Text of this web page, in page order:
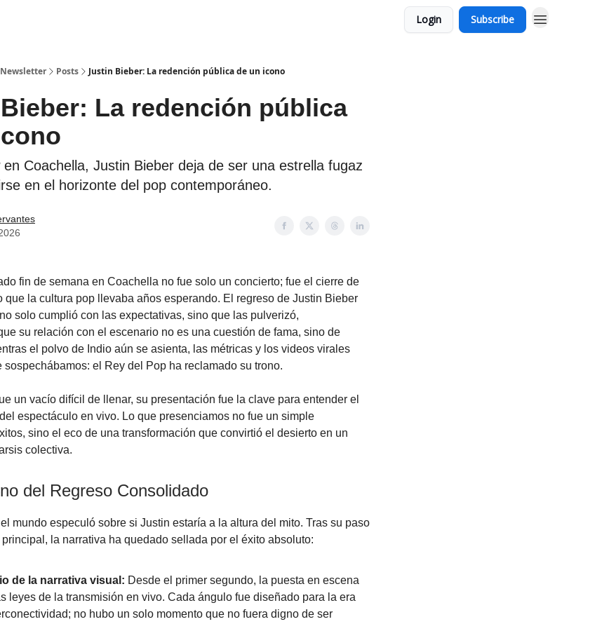
Login Subscribe
Newsletter Posts Justin Bieber: La redención pública de un icono
La redención pública
en Coachella, Justin Bieber deja de ser una estrella fugaz
en el horizonte del pop contemporáneo.
fin de semana en Coachella no fue solo un concierto; fue el cierre de
que la cultura pop llevaba años esperando. El regreso de Justin Bieber
solo cumplió con las expectativas, sino que las pulverizó,
su relación con el escenario no es una cuestión de fama, sino de
el polvo de Indio aún se asienta, las métricas y los videos virales
sospechábamos: el Rey del Pop ha reclamado su trono.
un vacío difícil de llenar, su presentación fue la clave para entender el
espectáculo en vivo. Lo que presenciamos no fue un simple
sino el eco de una transformación que convirtió el desierto en un
colectiva.
del Regreso Consolidado
mundo especuló sobre si Justin estaría a la altura del mito. Tras su paso
la narrativa ha quedado sellada por el éxito absoluto:
de la narrativa visual: Desde el primer segundo, la puesta en escena
leyes de la transmisión en vivo. Cada ángulo fue diseñado para la era
no hubo un solo momento que no fuera digno de ser